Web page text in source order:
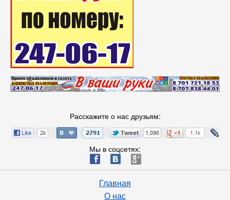
Расскажите о нас друзьям:
Мы в соцсетях:
ä æ è
Главная
О нас